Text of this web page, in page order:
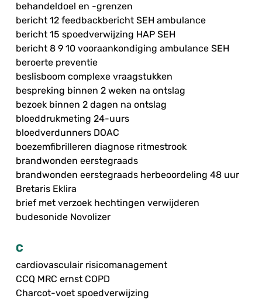
behandeldoel en -grenzen
bericht 12 feedbackbericht SEH ambulance
bericht 15 spoedverwijzing HAP SEH
bericht 8 9 10 vooraankondiging ambulance SEH
beroerte preventie
beslisboom complexe vraagstukken
bespreking binnen 2 weken na ontslag
bezoek binnen 2 dagen na ontslag
bloeddrukmeting 24-uurs
bloedverdunners DOAC
boezemfibrilleren diagnose ritmestrook
brandwonden eerstegraads
brandwonden eerstegraads herbeoordeling 48 uur
Bretaris Eklira
brief met verzoek hechtingen verwijderen
budesonide Novolizer
C
cardiovasculair risicomanagement
CCQ MRC ernst COPD
Charcot-voet spoedverwijzing